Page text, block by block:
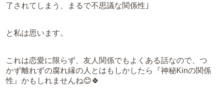
了されてしまう、まるで不思議な関係性｣
と私は思います。
これは恋愛に限らず、友人関係でもよくある話なので、つ
かず離れずの腐れ縁の人とはもしかしたら『神秘Kinの関係
性』かもしれませんね😊🍀